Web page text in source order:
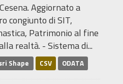
Aggiornato a
congiunto di SIT,
Patrimonio al fine
realtà. - Sistema di...
Shape CSV ODATA